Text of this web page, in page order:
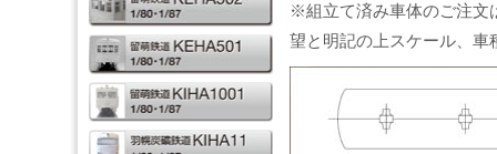
※組立て済み車体のご注文
望と明記の上スケール、車